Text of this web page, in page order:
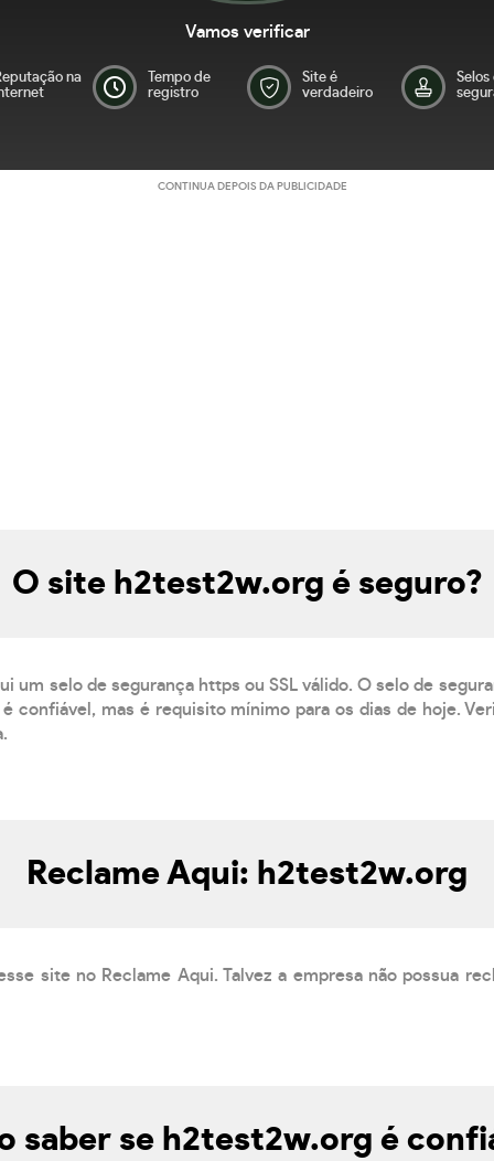
Vamos verificar
na
Tempo de
registro
Site é
verdadeiro
Selos
CONTINUA DEPOIS DA PUBLICIDADE
O site h2test2w.org é seguro?
um selo de segurança https ou SSL válido. O selo de
confiável, mas é requisito mínimo para os dias de hoje.
Reclame Aqui: h2test2w.org
site no Reclame Aqui. Talvez a empresa não possua
saber se h2test2w.org é